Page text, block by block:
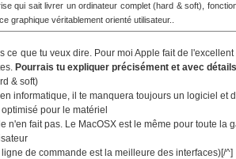
qui sait livrer un ordinateur complet (hard & soft),
graphique véritablement orienté utilisateur..
ce que tu veux dire. Pour moi Apple fait de
Pourrais tu expliquer précisément et avec
& soft)
informatique, il te manquera toujours un logiciel et
pour le matériel
n'en fait pas. Le MacOSX est le même pour toute la
de commande est la meilleure des interfaces)[/^]